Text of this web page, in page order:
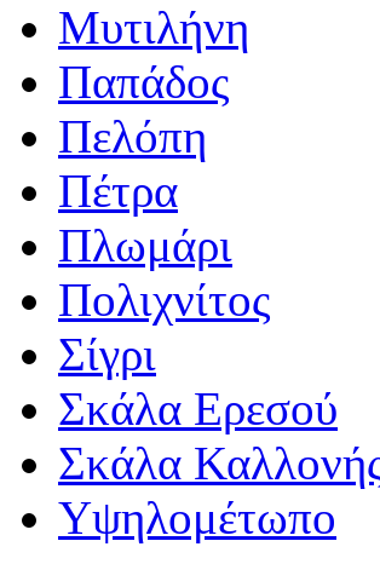
Μυτιλήνη
Παπάδος
Πελόπη
Πέτρα
Πλωμάρι
Πολιχνίτος
Σίγρι
Σκάλα Ερεσού
Σκάλα
Υψηλομέτωπο